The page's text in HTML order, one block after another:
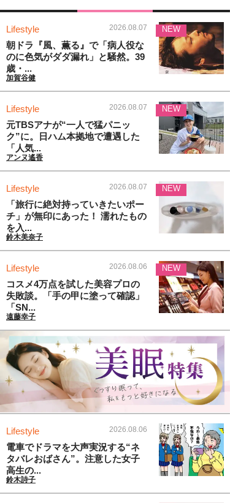
Lifestyle 2026.08.07
朝ドラ『風、薫る』で「病人役な
のに色気がダダ漏れ」と騒然。39
歳・...
加賀谷健
NEW
Lifestyle 2026.08.07
元TBSアナが“一人で猛パニッ
ク”に。日ハム本拠地で遭遇した
「人気...
アンヌ遙香
NEW
Lifestyle 2026.08.07
「旅行に絶対持っていきたいポー
チ」が無印にあった！ 濡れたもの
を入...
鈴木美奈子
NEW
Lifestyle 2026.08.06
コスメ4万点を試した美容プロの
失敗談。「手の甲に塗って確認」
「SN...
遠藤幸子
NEW
Lifestyle 2026.08.06
電車でドラマを大声実況する“ネ
タバレおばさん”。注意した女子
高生の...
鈴木詩子